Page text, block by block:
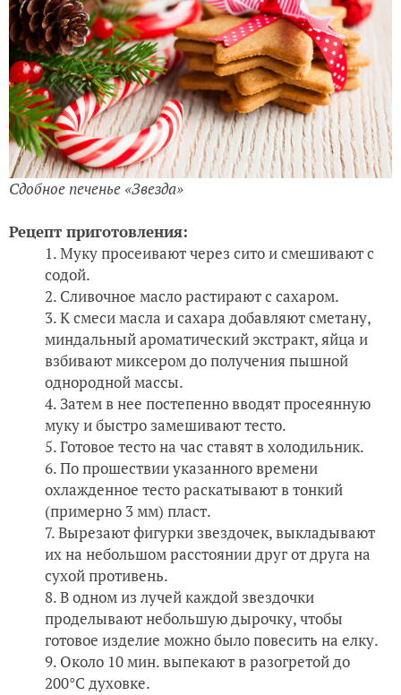
Сдобное печенье «Звезда»
Рецепт приготовления:
Муку просеивают через сито и смешивают с
содой.
Сливочное масло растирают с сахаром.
К смеси масла и сахара добавляют сметану,
миндальный ароматический экстракт, яйца и
взбивают миксером до получения пышной
однородной массы.
Затем в нее постепенно вводят просеянную
муку и быстро замешивают тесто.
Готовое тесто на час ставят в холодильник.
По прошествии указанного времени
охлажденное тесто раскатывают в тонкий
(примерно 3 мм) пласт.
Вырезают фигурки звездочек, выкладывают
их на небольшом расстоянии друг от друга на
сухой противень.
В одном из лучей каждой звездочки
проделывают небольшую дырочку, чтобы
готовое изделие можно было повесить на елку.
Около 10 мин. выпекают в разогретой до
200°С духовке.